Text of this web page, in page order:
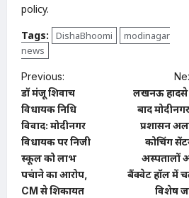
policy.
Tags:
DishaBhoomi
modinagar
news
P
o
s
t
n
a
Previous:
डॉ मंजू शिवाच
विधायक निधि
विवाद: मोदीनगर
विधायक पर निजी
स्कूल को लाभ
पहुंचाने का आरोप,
CM से शिकायत
लखनऊ
बाद
प्रशासन
कोचिंग
अस्पतालों
बैंक्वेट हॉल में
विशेष